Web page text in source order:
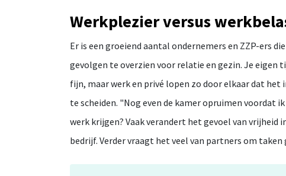
Werkplezier versus
Er is een groeiend aantal ondernemers en ZZP-ers
gevolgen te overzien voor relatie en gezin. Je
fijn, maar werk en privé lopen zo door elkaar dat
te scheiden. "Nog even de kamer opruimen voordat
werk krijgen? Vaak verandert het gevoel van vrijheid
bedrijf. Verder vraagt het veel van partners om